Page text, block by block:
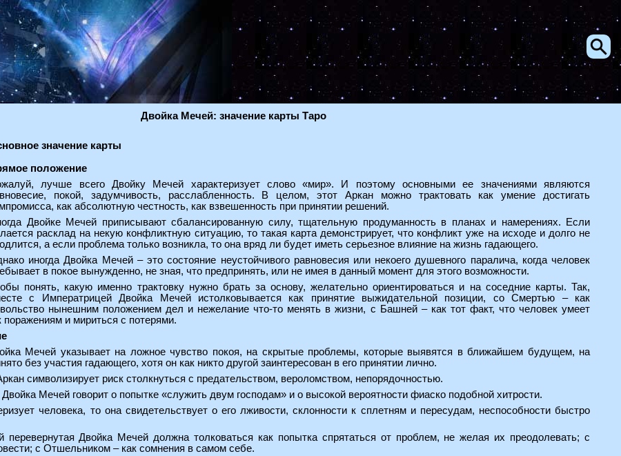
Двойка Мечей: значение карты Таро
значение карты
положение
лучше всего Двойку Мечей характеризует слово «мир». И поэтому основными ее значениями являются
покой, задумчивость, расслабленность. В целом, этот Аркан можно трактовать как умение достигать
как абсолютную честность, как взвешенность при принятии решений.
Двойке Мечей приписывают сбалансированную силу, тщательную продуманность в планах и намерениях. Если
расклад на некую конфликтную ситуацию, то такая карта демонстрирует, что конфликт уже на исходе и долго не
а если проблема только возникла, то она вряд ли будет иметь серьезное влияние на жизнь гадающего.
иногда Двойка Мечей – это состояние неустойчивого равновесия или некоего душевного паралича, когда человек
в покое вынужденно, не зная, что предпринять, или не имея в данный момент для этого возможности.
понять, какую именно трактовку нужно брать за основу, желательно ориентироваться и на соседние карты. Так,
с Императрицей Двойка Мечей истолковывается как принятие выжидательной позиции, со Смертью – как
нынешним положением дел и нежелание что-то менять в жизни, с Башней – как тот факт, что человек умеет
и мириться с потерями.
Мечей указывает на ложное чувство покоя, на скрытые проблемы, которые выявятся в ближайшем будущем, на
без участия гадающего, хотя он как никто другой заинтересован в его принятии лично.
символизирует риск столкнуться с предательством, вероломством, непорядочностью.
Двойка Мечей говорит о попытке «служить двум господам» и о высокой вероятности фиаско подобной хитрости.
человека, то она свидетельствует о его лживости, склонности к сплетням и пересудам, неспособности быстро
Двойка Мечей должна толковаться как попытка спрятаться от проблем, не желая их преодолевать; с
с Отшельником – как сомнения в самом себе.